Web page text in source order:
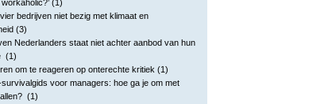
workaholic?’ (1)
bedrijven niet bezig met klimaat en
(3)
Nederlanders staat niet achter aanbod van hun
(1)
om te reageren op onterechte kritiek (1)
voor managers: hoe ga je om met
(1)